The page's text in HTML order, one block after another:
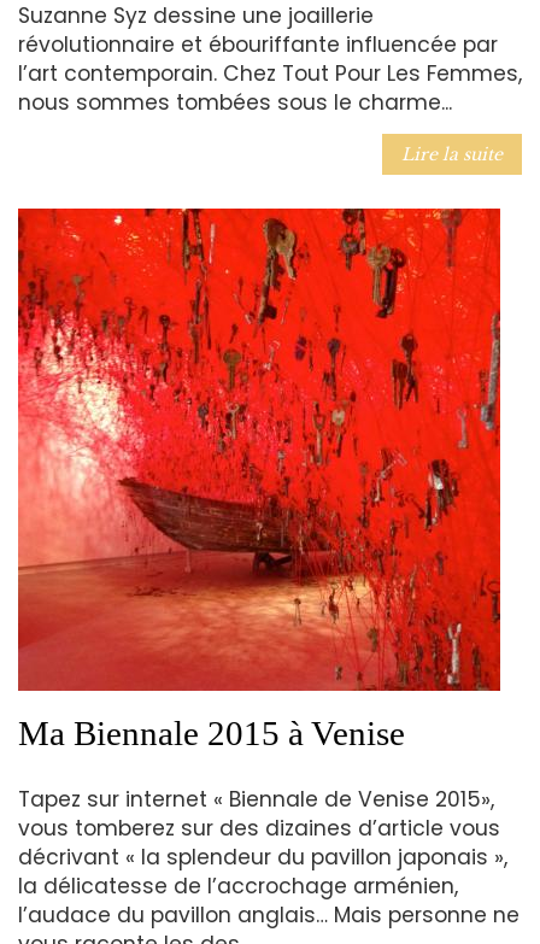
Suzanne Syz dessine une joaillerie
révolutionnaire et ébouriffante influencée par
l’art contemporain. Chez Tout Pour Les Femmes,
nous sommes tombées sous le charme...
Lire la suite
Ma Biennale 2015 à Venise
Tapez sur internet « Biennale de Venise 2015»,
vous tomberez sur des dizaines d’article vous
décrivant « la splendeur du pavillon japonais »,
la délicatesse de l’accrochage arménien,
l’audace du pavillon anglais… Mais personne ne